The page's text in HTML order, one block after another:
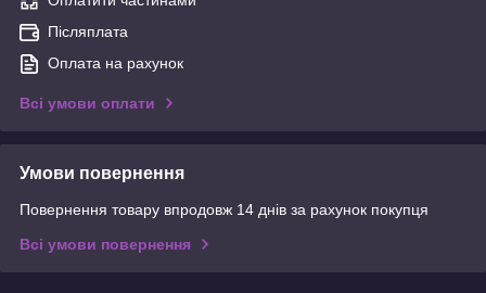
Післяплата
Оплата на рахунок
Всі умови оплати
Умови повернення
Повернення товару впродовж 14 днів за рахунок покупця
Всі умови повернення